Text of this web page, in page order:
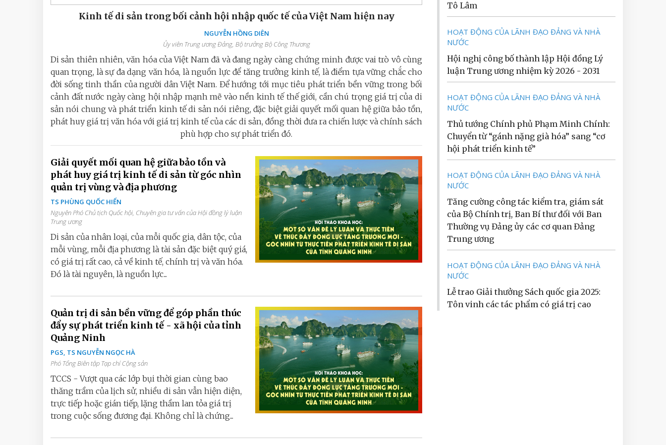
Kinh tế di sản trong bối cảnh hội nhập quốc tế của Việt Nam hiện nay
NGUYỄN HỒNG DIÊN
Ủy viên Trung ương Đảng, Bộ trưởng Bộ Công Thương
Di sản thiên nhiên, văn hóa của Việt Nam đã và đang ngày càng chứng minh được vai trò vô cùng
quan trọng, là sự đa dạng văn hóa, là nguồn lực để tăng trưởng kinh tế, là điểm tựa vững chắc cho
đời sống tinh thần của người dân Việt Nam. Để hướng tới mục tiêu phát triển bền vững trong bối
cảnh đất nước ngày càng hội nhập mạnh mẽ vào nền kinh tế thế giới, cần chú trọng giá trị của di
sản nói chung và phát triển kinh tế di sản nói riêng, đặc biệt giải quyết mối quan hệ giữa bảo tồn,
phát huy giá trị văn hóa với giá trị kinh tế của các di sản, đồng thời đưa ra chiến lược và chính sách
phù hợp cho sự phát triển đó.
Giải quyết mối quan hệ giữa bảo tồn và
phát huy giá trị kinh tế di sản từ góc nhìn
quản trị vùng và địa phương
TS PHÙNG QUỐC HIỂN
Nguyên Phó Chủ tịch Quốc hội, Chuyên gia tư vấn của Hội đồng lý luận
Trung ương
Di sản của nhân loại, của mỗi quốc gia, dân tộc, của
mỗi vùng, mỗi địa phương là tài sản đặc biệt quý giá,
có giá trị rất cao, cả về kinh tế, chính trị và văn hóa.
Đó là tài nguyên, là nguồn lực...
Quản trị di sản bền vững để góp phần thúc
đẩy sự phát triển kinh tế - xã hội của tỉnh
Quảng Ninh
PGS, TS NGUYỄN NGỌC HÀ
Phó Tổng Biên tập Tạp chí Cộng sản
TCCS - Vượt qua các lớp bụi thời gian cùng bao
thăng trầm của lịch sử, nhiều di sản vẫn hiện diện,
trực tiếp hoặc gián tiếp, lặng thầm lan tỏa giá trị
trong cuộc sống đương đại. Không chỉ là chứng...
Tô Lâm
HOẠT ĐỘNG CỦA LÃNH ĐẠO ĐẢNG VÀ NHÀ
NƯỚC
Hội nghị công bố thành lập Hội đồng Lý
luận Trung ương nhiệm kỳ 2026 - 2031
HOẠT ĐỘNG CỦA LÃNH ĐẠO ĐẢNG VÀ NHÀ
NƯỚC
Thủ tướng Chính phủ Phạm Minh Chính:
Chuyển từ “gánh nặng già hóa” sang “cơ
hội phát triển kinh tế”
HOẠT ĐỘNG CỦA LÃNH ĐẠO ĐẢNG VÀ NHÀ
NƯỚC
Tăng cường công tác kiểm tra, giám sát
của Bộ Chính trị, Ban Bí thư đối với Ban
Thường vụ Đảng ủy các cơ quan Đảng
Trung ương
HOẠT ĐỘNG CỦA LÃNH ĐẠO ĐẢNG VÀ NHÀ
NƯỚC
Lễ trao Giải thưởng Sách quốc gia 2025:
Tôn vinh các tác phẩm có giá trị cao